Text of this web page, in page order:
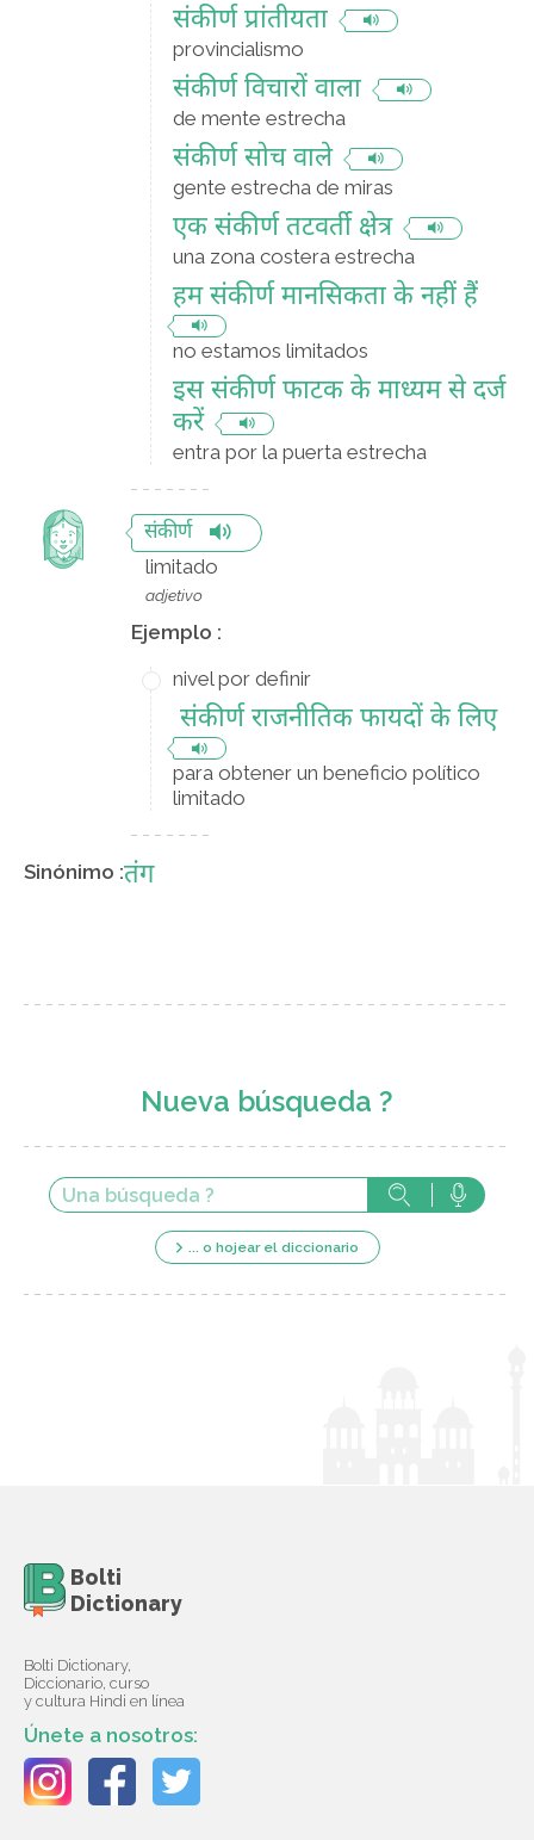
संकीर्ण प्रांतीयता
provincialismo
संकीर्ण विचारों वाला
de mente estrecha
संकीर्ण सोच वाले
gente estrecha de miras
एक संकीर्ण तटवर्ती क्षेत्र
una zona costera estrecha
हम संकीर्ण मानसिकता के नहीं हैं
no estamos limitados
इस संकीर्ण फाटक के माध्यम से दर्ज
करें
entra por la puerta estrecha
संकीर्ण
limitado
adjetivo
Ejemplo :
nivel por definir
संकीर्ण राजनीतिक फायदों के लिए
para obtener un beneficio político
limitado
Sinónimo :तंग
Nueva búsqueda ?
... o hojear el diccionario
Bolti
Dictionary
Bolti Dictionary,
Diccionario, curso
y cultura Hindi en línea
Únete a nosotros: